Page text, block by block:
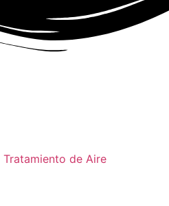
Tratamiento de Aire